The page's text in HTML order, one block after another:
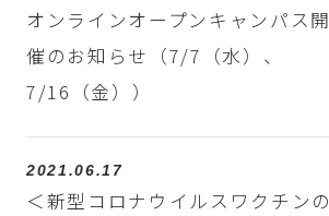
オンラインオープンキャンパス開
催のお知らせ（7/7（水）、
7/16（金））
2021.06.17
＜新型コロナウイルスワクチンの